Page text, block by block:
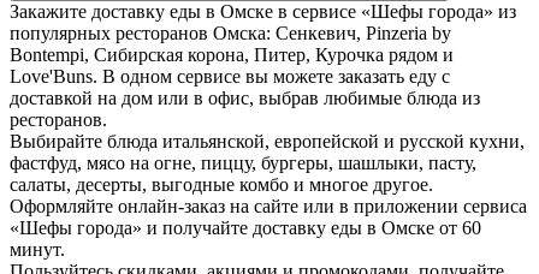
Закажите доставку еды в Омске в сервисе «Шефы города» из
популярных ресторанов Омска: Сенкевич, Pinzeria by
Bontempi, Сибирская корона, Питер, Курочка рядом и
Love'Buns. В одном сервисе вы можете заказать еду с
доставкой на дом или в офис, выбрав любимые блюда из
ресторанов.
Выбирайте блюда итальянской, европейской и русской кухни,
фастфуд, мясо на огне, пиццу, бургеры, шашлыки, пасту,
салаты, десерты, выгодные комбо и многое другое.
Оформляйте онлайн-заказ на сайте или в приложении сервиса
«Шефы города» и получайте доставку еды в Омске от 60
минут.